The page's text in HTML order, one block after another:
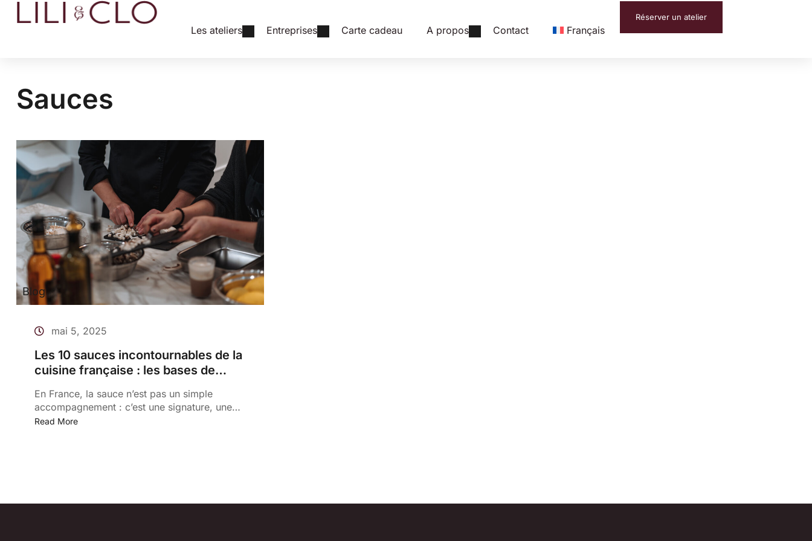
Les ateliers Entreprises Carte cadeau A propos Contact Français
Réserver un atelier
Sauces
Blog
mai 5, 2025
Les 10 sauces incontournables de la
cuisine française : les bases de
En France, la sauce n’est pas un simple
accompagnement : c’est une signature, une
tradition, un art. Elle sublime une viande,
Read More